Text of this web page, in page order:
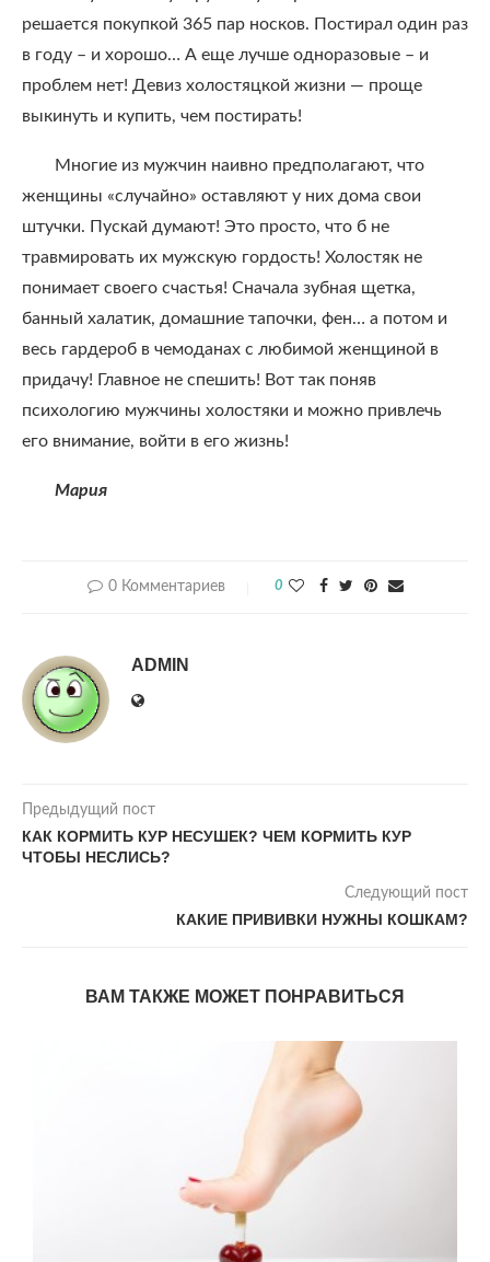
решается покупкой 365 пар носков. Постирал один раз
в году – и хорошо… А еще лучше одноразовые – и
проблем нет! Девиз холостяцкой жизни — проще
выкинуть и купить, чем постирать!
Многие из мужчин наивно предполагают, что
женщины «случайно» оставляют у них дома свои
штучки. Пускай думают! Это просто, что б не
травмировать их мужскую гордость! Холостяк не
понимает своего счастья! Сначала зубная щетка,
банный халатик, домашние тапочки, фен… а потом и
весь гардероб в чемоданах с любимой женщиной в
придачу! Главное не спешить! Вот так поняв
психологию мужчины холостяки и можно привлечь
его внимание, войти в его жизнь!
Мария
0 Комментариев 0
ADMIN
Предыдущий пост
КАК КОРМИТЬ КУР НЕСУШЕК? ЧЕМ КОРМИТЬ КУР
ЧТОБЫ НЕСЛИСЬ?
Следующий пост
КАКИЕ ПРИВИВКИ НУЖНЫ КОШКАМ?
ВАМ ТАКЖЕ МОЖЕТ ПОНРАВИТЬСЯ